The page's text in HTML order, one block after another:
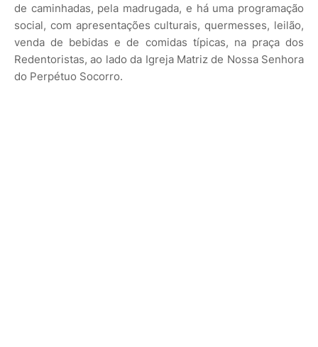
de caminhadas, pela madrugada, e há uma programação
social, com apresentações culturais, quermesses, leilão,
venda de bebidas e de comidas típicas, na praça dos
Redentoristas, ao lado da Igreja Matriz de Nossa Senhora
do Perpétuo Socorro.